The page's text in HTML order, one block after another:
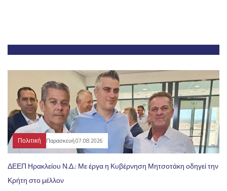
Πολιτική Παρασκευή 07.08.2026
ΔΕΕΠ Ηρακλείου Ν.Δ.: Με έργα η Κυβέρνηση Μητσοτάκη οδηγεί την
Κρήτη στο μέλλον